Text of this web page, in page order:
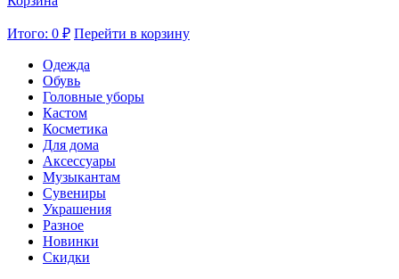
Итого: 0 ₽ Перейти в корзину
Одежда
Обувь
Головные уборы
Кастом
Косметика
Для дома
Аксессуары
Музыкантам
Сувениры
Украшения
Разное
Новинки
Скидки